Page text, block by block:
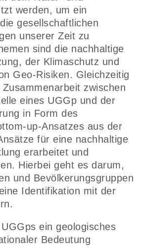
werden, um ein
gesellschaftlichen
unserer Zeit zu
sind die nachhaltige
der Klimaschutz und
Geo-Risiken. Gleichzeitig
zwischen
eines UGGp und der
in Form des
up-Ansatzes aus der
für eine nachhaltige
erarbeitet und
Hierbei geht es darum,
und Bevölkerungsgruppen
Identifikation mit der
ein geologisches
Bedeutung